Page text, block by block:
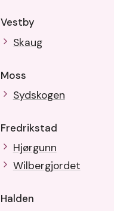
Vestby
Skaug
Moss
Sydskogen
Fredrikstad
Hjørgunn
Wilbergjordet
Halden